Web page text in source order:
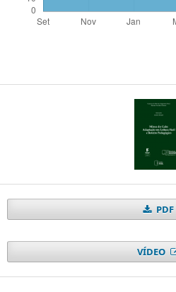
PDF
VÍDEO